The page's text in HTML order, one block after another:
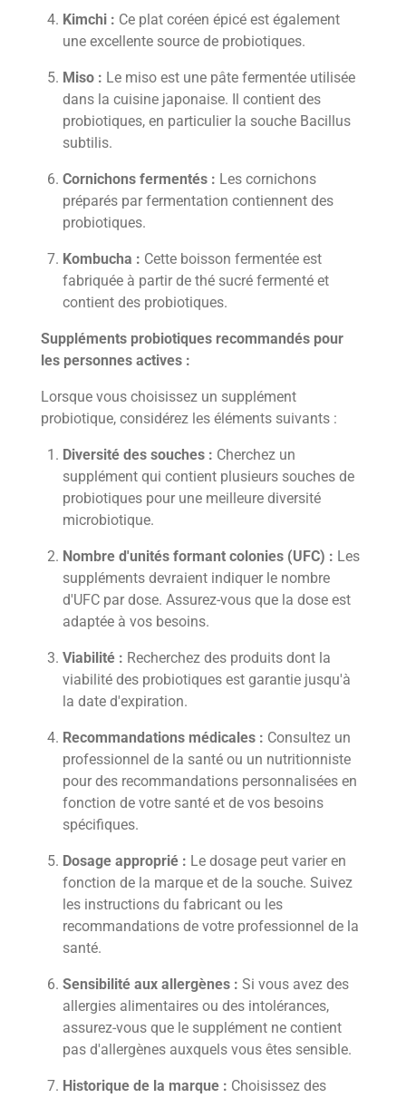
Kimchi : Ce plat coréen épicé est également
une excellente source de probiotiques.
Miso : Le miso est une pâte fermentée utilisée
dans la cuisine japonaise. Il contient des
probiotiques, en particulier la souche Bacillus
subtilis.
Cornichons fermentés : Les cornichons
préparés par fermentation contiennent des
probiotiques.
Kombucha : Cette boisson fermentée est
fabriquée à partir de thé sucré fermenté et
contient des probiotiques.
Suppléments probiotiques recommandés pour
les personnes actives :
Lorsque vous choisissez un supplément
probiotique, considérez les éléments suivants :
Diversité des souches : Cherchez un
supplément qui contient plusieurs souches de
probiotiques pour une meilleure diversité
microbiotique.
Nombre d'unités formant colonies (UFC) : Les
suppléments devraient indiquer le nombre
d'UFC par dose. Assurez-vous que la dose est
adaptée à vos besoins.
Viabilité : Recherchez des produits dont la
viabilité des probiotiques est garantie jusqu'à
la date d'expiration.
Recommandations médicales : Consultez un
professionnel de la santé ou un nutritionniste
pour des recommandations personnalisées en
fonction de votre santé et de vos besoins
spécifiques.
Dosage approprié : Le dosage peut varier en
fonction de la marque et de la souche. Suivez
les instructions du fabricant ou les
recommandations de votre professionnel de la
santé.
Sensibilité aux allergènes : Si vous avez des
allergies alimentaires ou des intolérances,
assurez-vous que le supplément ne contient
pas d'allergènes auxquels vous êtes sensible.
Historique de la marque : Choisissez des